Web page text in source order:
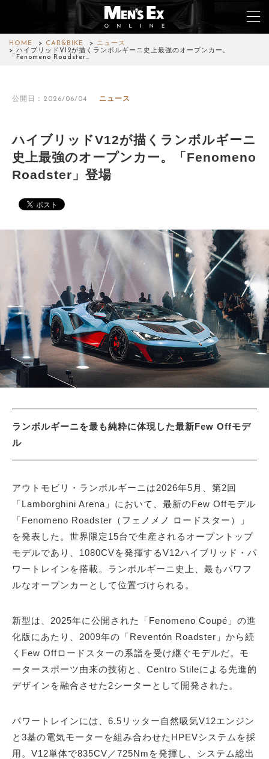
HOME CAR&BIKE
ニュース
ハイブリッドV12が描くランボルギーニ史上最強のオープンカー。
「Fenomeno Roadster…
公開日：2026/06/04 ニュース
ハイブリッドV12が描くランボルギーニ
史上最強のオープンカー。「Fenomeno
Roadster」登場
ランボルギーニを最も純粋に体現した最新Few Offモデ
ル
アウトモビリ・ランボルギーニは2026年5月、第2回
「Lamborghini Arena」において、最新のFew Offモデル
「Fenomeno Roadster（フェノメノ ロードスター）」
を発表した。世界限定15台で生産されるオープントップ
モデルであり、1080CVを発揮するV12ハイブリッド・パ
ワートレインを搭載。ランボルギーニ史上、最もパワフ
ルなオープンカーとして位置づけられる。
新型は、2025年に公開された「Fenomeno Coupé」の進
化版にあたり、2009年の「Reventón Roadster」から続
くFew Offロードスターの系譜を受け継ぐモデルだ。モ
ータースポーツ由来の技術と、Centro Stileによる先進的
デザインを融合させた2シーターとして開発された。
パワートレインには、6.5リッター自然吸気V12エンジン
と3基の電気モーターを組み合わせたHPEVシステムを採
用。V12単体で835CV／725Nmを発揮し、システム総出
FASHION
CAR&BIKE
COLUMN
MAGAZINE
ABOUT SITE
サイトマップ